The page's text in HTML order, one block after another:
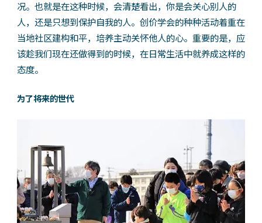
况。也就是在这种时候，会清楚看出，你是会关心别人的
人，还是只想到保护自我的人。创价学会的种种活动着重在
当地社区建构和平，培养主动关怀他人的心。重要的是，应
该趁我们现在还做得到的时候，在日常生活中就养成这样的
态度。
为了将来的世代